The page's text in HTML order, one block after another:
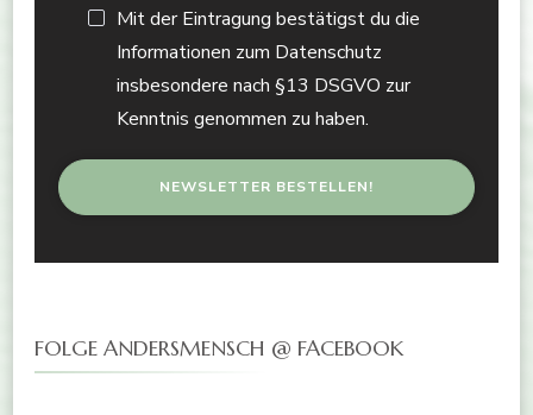
Mit der Eintragung bestätigst du die
Informationen zum Datenschutz
insbesondere nach §13 DSGVO zur
Kenntnis genommen zu haben.
FOLGE ANDERSMENSCH @ FACEBOOK